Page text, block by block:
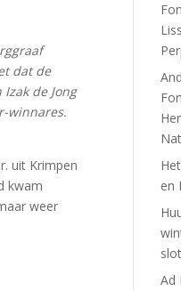
dat de
de Jong
winnares.
uit Krimpen
kwam
weer
en
Ad